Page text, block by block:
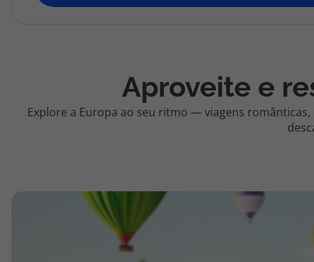
topatlantico@topatlantico.com
Aproveite e
Explore a Europa ao seu ritmo — viagens